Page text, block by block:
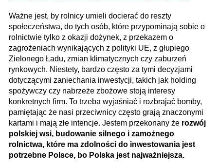
Ważne jest, by rolnicy umieli docierać do reszty
społeczeństwa, do tych osób, które przypominają sobie o
rolnictwie tylko z okazji dożynek, z przekazem o
zagrożeniach wynikających z polityki UE, z głupiego
Zielonego Ładu, zmian klimatycznych czy zaburzeń
rynkowych. Niestety, bardzo często za tymi decyzjami
dotyczącymi zaniechania inwestycji, takich jak holding
spożywczy czy nabrzeże zbożowe stoją interesy
konkretnych firm. To trzeba wyjaśniać i rozbrajać bomby,
pamiętając że nasi przeciwnicy często grają znaczonymi
kartami i mają złe intencje. Jestem przekonany że rozwój
polskiej wsi, budowanie silnego i zamożnego
rolnictwa, które ma zdolności do inwestowania jest
potrzebne Polsce, bo Polska jest najważniejsza.